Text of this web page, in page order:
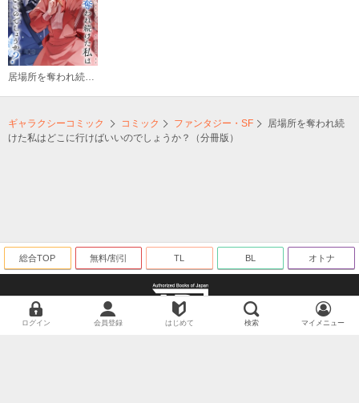
居場所を奪われ続けた私はどこに行けばいいのでしょうか？（分冊版）
ギャラクシーコミック コミック ファンタジー・SF
居場所を奪われ続
けた私はどこに行けばいいのでしょうか？（分冊版）
総合TOP 無料/割引 TL BL オトナ
ログイン 会員登録 はじめて 検索 マイメニュー